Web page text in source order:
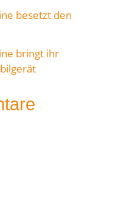
besetzt den
bringt ihr